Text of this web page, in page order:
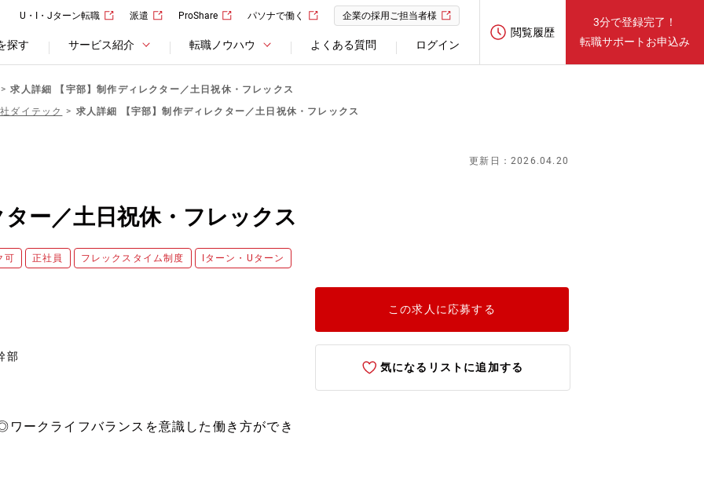
U・I・Jターン転職 派遣 ProShare パソナで働く 企業の採用ご担当者様
探す サービス紹介 転職ノウハウ よくある質問 ログイン
閲覧履歴
3分で登録完了！
転職サポートお申込み
求人詳細 【宇部】制作ディレクター／土日祝休・フレックス
ダイテック
求人詳細 【宇部】制作ディレクター／土日祝休・フレックス
更新日：2026.04.20
ー／土日祝休・フレックス
可 正社員 フレックスタイム制度 Iターン・Uターン
部
ークライフバランスを意識した働き方ができ
この求人に応募する
気になるリストに追加する